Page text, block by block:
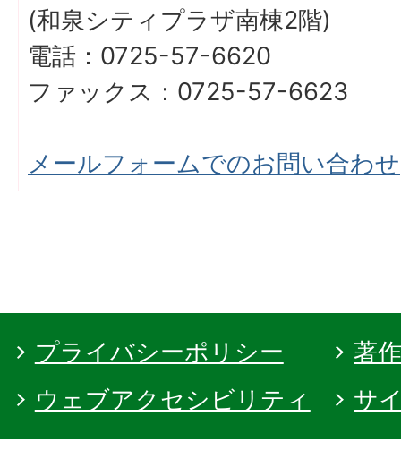
(和泉シティプラザ南棟2階)
電話：0725-57-6620
ファックス：0725-57-6623
メールフォームでのお問い合わせ
プライバシーポリシー
著
ウェブアクセシビリティ
サ